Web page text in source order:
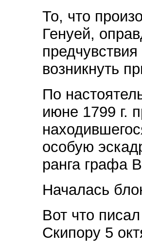
То, что
Генуей,
возникнуть
По
июне 1799 г.
особую
ранга графа
Началась
Вот что
Скипору 5